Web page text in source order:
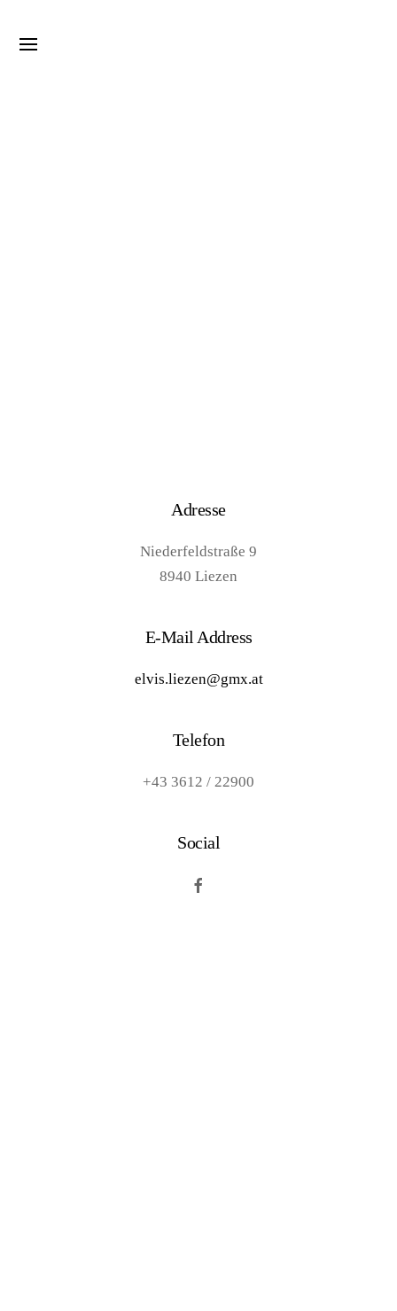
Adresse
Niederfeldstraße 9
8940 Liezen
E-Mail Address
elvis.liezen@gmx.at
Telefon
+43 3612 / 22900
Social